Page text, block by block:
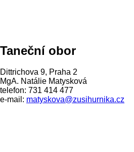
Taneční obor
Dittrichova 9, Praha 2
MgA. Natálie Matysková
telefon: 731 414 477
e-mail: matyskova@zusihurnika.cz